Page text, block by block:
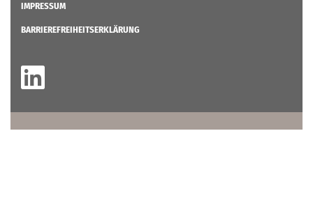
IMPRESSUM
BARRIEREFREIHEITSERKLÄRUNG